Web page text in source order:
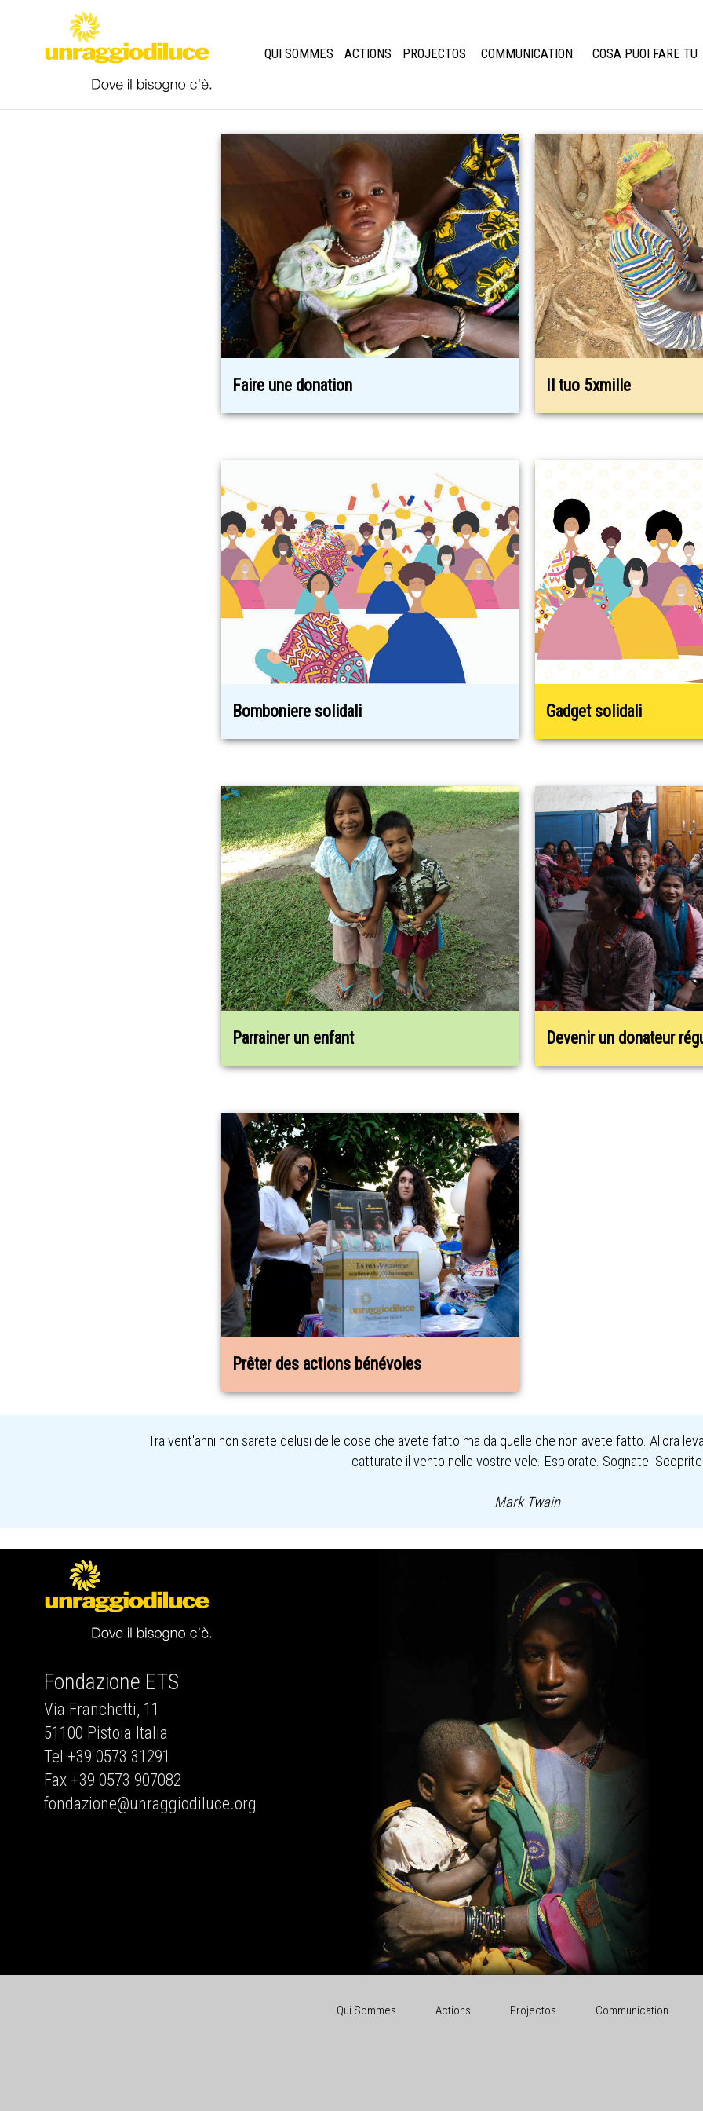
QUI SOMMES ACTIONS PROJECTOS COMMUNICATION COSA PUOI FARE TU
Faire une donation Il tuo 5xmille
Bomboniere solidali Gadget solidali
Parrainer un enfant Devenir un donateur
Prêter des actions bénévoles
Tra vent'anni non sarete delusi delle cose che avete fatto ma da quelle che non avete fatto. Allora
catturate il vento nelle vostre vele. Esplorate. Sognate. Scoprite
Mark Twain
Fondazione ETS
Via Franchetti, 11
51100 Pistoia Italia
Tel +39 0573 31291
Fax +39 0573 907082
fondazione@unraggiodiluce.org
Qui Sommes Actions Projectos Communication